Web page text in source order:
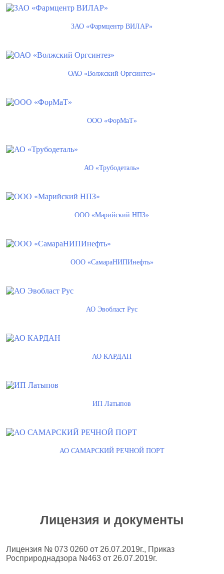
ЗАО «Фармцентр ВИЛАР»
ОАО «Волжский Оргсинтез»
ООО «ФорМаТ»
АО «Трубодеталь»
ООО «Марийский НПЗ»
ООО «СамараНИПИнефть»
АО Эвобласт Рус
АО КАРДАН
ИП Латыпов
АО САМАРСКИЙ РЕЧНОЙ ПОРТ
Лицензия и документы
Лицензия № 073 0260 от 26.07.2019г., Приказ
Росприроднадзора №463 от 26.07.2019г.